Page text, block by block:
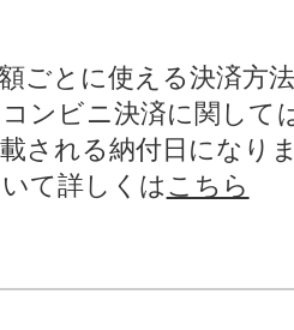
ごとに使える決済方
ンビニ決済に関して
される納付日になり
て詳しくは こちら